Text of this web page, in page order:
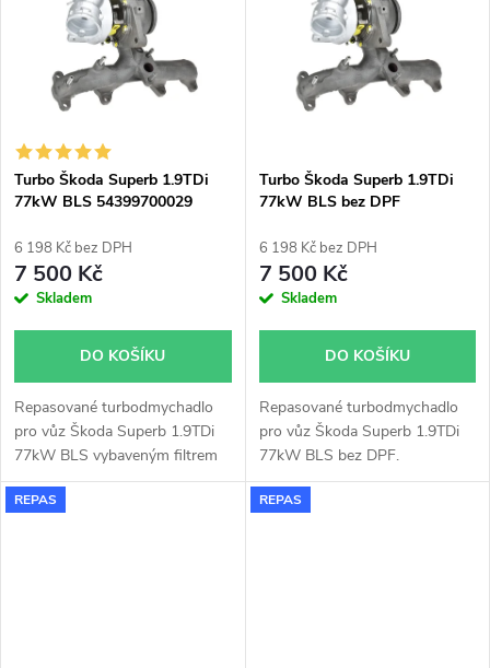
Turbo Škoda Superb 1.9TDi
77kW BLS 54399700029
54399700072
6 198 Kč bez DPH
7 500 Kč
Skladem
DO KOŠÍKU
Repasované turbodmychadlo
pro vůz Škoda Superb 1.9TDi
77kW BLS vybaveným filtrem
pevných částic(DPF).
Turbo Škoda Superb 1.9TDi
77kW BLS bez DPF
6 198 Kč bez DPH
7 500 Kč
Skladem
DO KOŠÍKU
Repasované turbodmychadlo
pro vůz Škoda Superb 1.9TDi
77kW BLS bez DPF.
REPAS REPAS